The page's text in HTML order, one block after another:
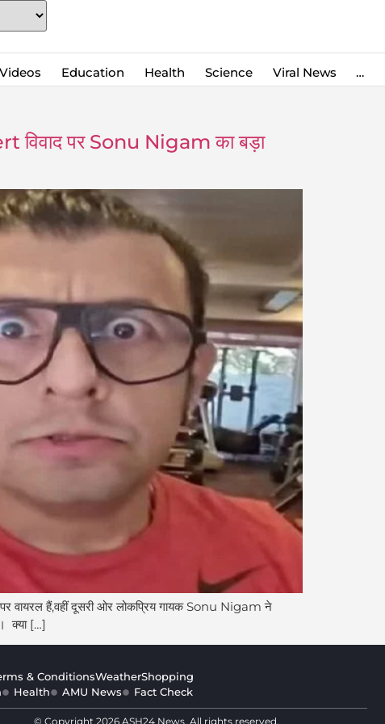
Education Health Science Viral News …
पर Sonu Nigam का बड़ा
वायरल हैं,वहीं दूसरी ओर लोकप्रिय गायक Sonu Nigam ने
क्या […]
& ConditionsWeatherShopping
Health AMU News Fact Check
© Copyright 2026 ASH24 News. All rights reserved.